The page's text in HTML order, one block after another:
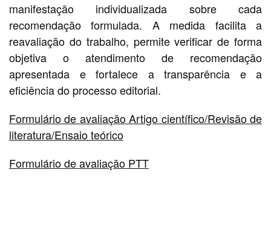
manifestação individualizada sobre cada
recomendação formulada. A medida facilita a
reavaliação do trabalho, permite verificar de forma
objetiva o atendimento de recomendação
apresentada e fortalece a transparência e a
eficiência do processo editorial.
Formulário de avaliação Artigo científico/Revisão de
literatura/Ensaio teórico
Formulário de avaliação PTT